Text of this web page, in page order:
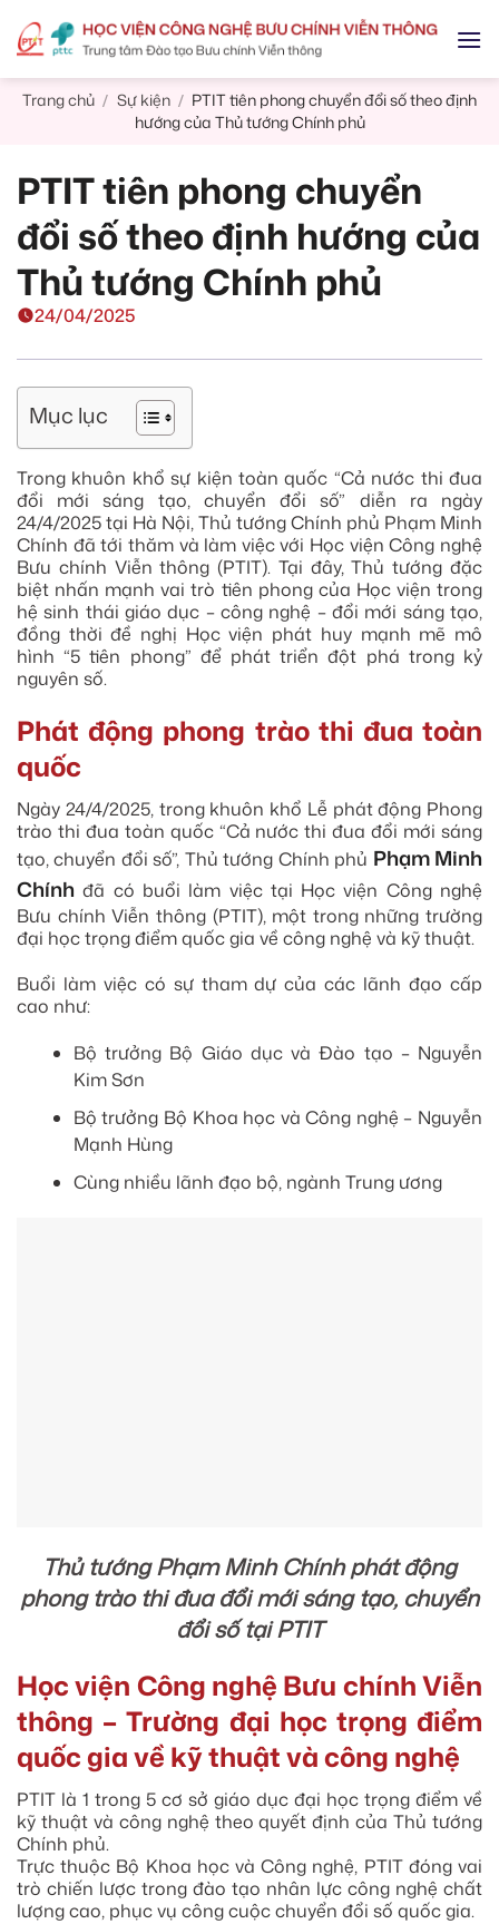
Trang chủ / Sự kiện / PTIT tiên phong chuyển đổi số theo định
hướng của Thủ tướng Chính phủ
24/04/2025
PTIT tiên phong chuyển
đổi số theo định hướng của
Thủ tướng Chính phủ
Mục lục
Trong khuôn khổ sự kiện toàn quốc “Cả nước thi đua
đổi mới sáng tạo, chuyển đổi số” diễn ra ngày
24/4/2025 tại Hà Nội, Thủ tướng Chính phủ Phạm Minh
Chính đã tới thăm và làm việc với Học viện Công nghệ
Bưu chính Viễn thông (PTIT). Tại đây, Thủ tướng đặc
biệt nhấn mạnh vai trò tiên phong của Học viện trong
hệ sinh thái giáo dục – công nghệ – đổi mới sáng tạo,
đồng thời đề nghị Học viện phát huy mạnh mẽ mô
hình “5 tiên phong” để phát triển đột phá trong kỷ
nguyên số.
Phát động phong trào thi đua toàn
quốc
Ngày 24/4/2025, trong khuôn khổ Lễ phát động Phong
trào thi đua toàn quốc “Cả nước thi đua đổi mới sáng
tạo, chuyển đổi số”, Thủ tướng Chính phủ Phạm Minh
Chính đã có buổi làm việc tại Học viện Công nghệ
Bưu chính Viễn thông (PTIT), một trong những trường
đại học trọng điểm quốc gia về công nghệ và kỹ thuật.
Buổi làm việc có sự tham dự của các lãnh đạo cấp
cao như:
Bộ trưởng Bộ Giáo dục và Đào tạo – Nguyễn
Kim Sơn
Bộ trưởng Bộ Khoa học và Công nghệ – Nguyễn
Mạnh Hùng
Cùng nhiều lãnh đạo bộ, ngành Trung ương
Thủ tướng Phạm Minh Chính phát động
phong trào thi đua đổi mới sáng tạo, chuyển
đổi số tại PTIT
Học viện Công nghệ Bưu chính Viễn
thông – Trường đại học trọng điểm
quốc gia về kỹ thuật và công nghệ
PTIT là 1 trong 5 cơ sở giáo dục đại học trọng điểm về
kỹ thuật và công nghệ theo quyết định của Thủ tướng
Chính phủ.
Trực thuộc Bộ Khoa học và Công nghệ, PTIT đóng vai
trò chiến lược trong đào tạo nhân lực công nghệ chất
lượng cao, phục vụ công cuộc chuyển đổi số quốc gia.